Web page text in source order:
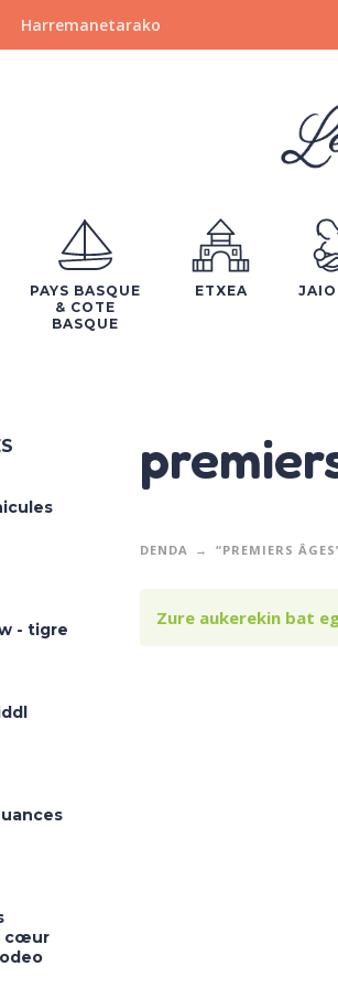
Harremanetarako
PAYS BASQUE
& COTE
BASQUE
ETXEA
- tigre
cœur
DENDA “PREMIERS
Zure aukerekin bat